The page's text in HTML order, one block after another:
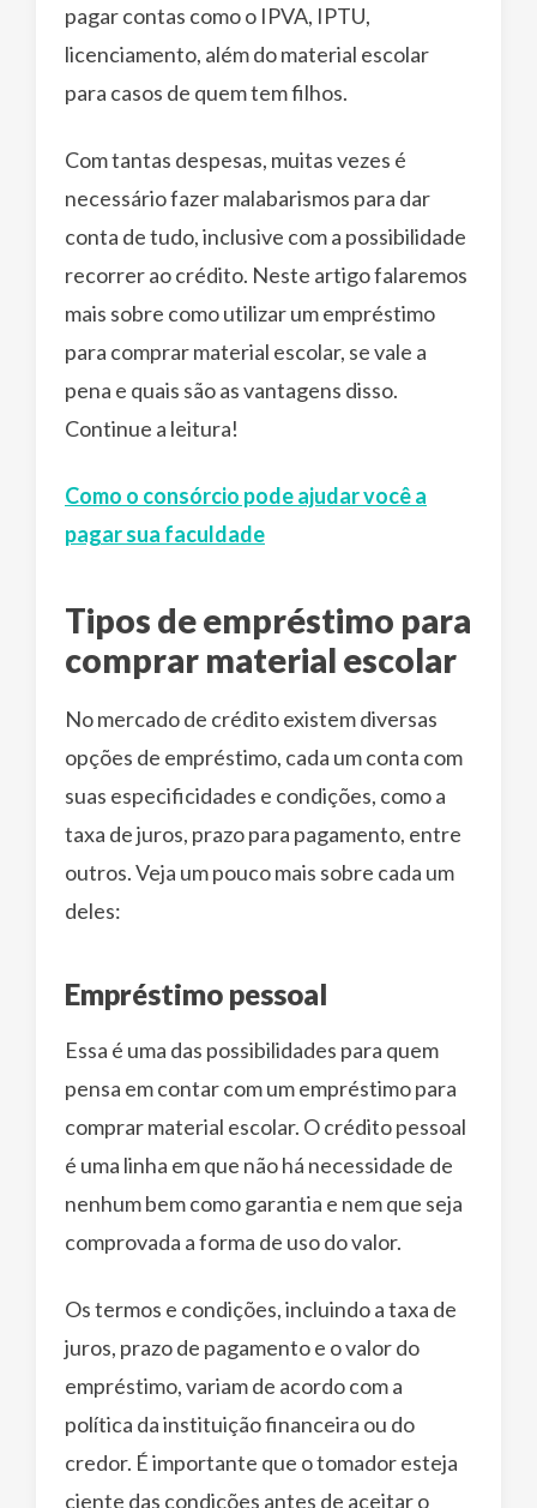
pagar contas como o IPVA, IPTU,
licenciamento, além do material escolar
para casos de quem tem filhos.
Com tantas despesas, muitas vezes é
necessário fazer malabarismos para dar
conta de tudo, inclusive com a possibilidade
recorrer ao crédito. Neste artigo falaremos
mais sobre como utilizar um empréstimo
para comprar material escolar, se vale a
pena e quais são as vantagens disso.
Continue a leitura!
Como o consórcio pode ajudar você a
pagar sua faculdade
Tipos de empréstimo para
comprar material escolar
No mercado de crédito existem diversas
opções de empréstimo, cada um conta com
suas especificidades e condições, como a
taxa de juros, prazo para pagamento, entre
outros. Veja um pouco mais sobre cada um
deles:
Empréstimo pessoal
Essa é uma das possibilidades para quem
pensa em contar com um empréstimo para
comprar material escolar. O crédito pessoal
é uma linha em que não há necessidade de
nenhum bem como garantia e nem que seja
comprovada a forma de uso do valor.
Os termos e condições, incluindo a taxa de
juros, prazo de pagamento e o valor do
empréstimo, variam de acordo com a
política da instituição financeira ou do
credor. É importante que o tomador esteja
ciente das condições antes de aceitar o